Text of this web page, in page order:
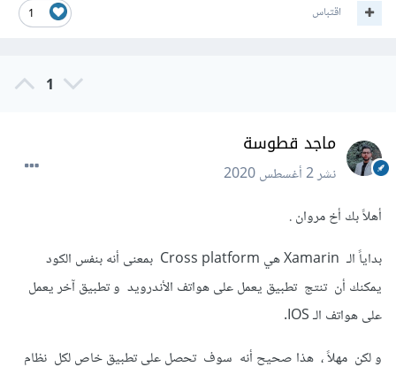
1 اقتباس
1
ماجد قطوسة
نشر2 أغسطس 2020
أهلاً بك أخ مروان .
بداياً الـ Xamarin هي Cross platform بمعنى أنه بنفس الكود
يمكنك أن تنتج تطبيق يعمل على هواتف الأندرويد و تطبيق آخر يعمل
على هواتف الـ IOS.
و لكن مهلاً ، هذا صحيح أنه سوف تحصل على تطبيق خاص لكل نظام